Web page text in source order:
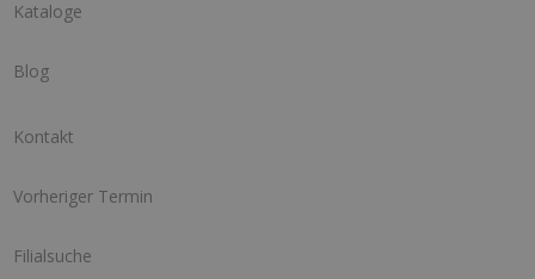
Kataloge
Blog
Kontakt
Vorheriger Termin
Filialsuche